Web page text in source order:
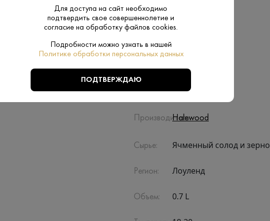
Wines & Spirits, производитель виски
крупнейшим независимым производителем и
алкогольной продукции в Великобритании.
заводами по выпуску виски и джина, а
пивоварнями в Англии, Шотландии,
Производитель:Halewood
Сырье: Ячменный солод и зерно
Регион: Лоуленд
Объем: 0.7 L
Для доступа на сайт необходимо
подтвердить свое совершеннолетие и
согласие на обработку файлов cookies.
Подробности можно узнать в нашей
Политике обработки персональных данных
ПОДТВЕРЖДАЮ